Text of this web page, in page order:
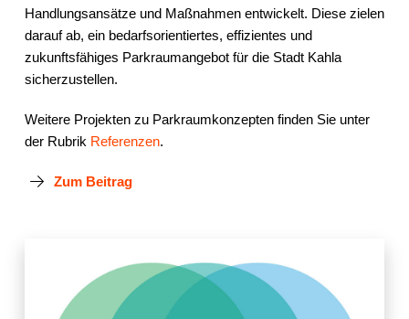
Handlungsansätze und Maßnahmen entwickelt. Diese zielen
darauf ab, ein bedarfsorientiertes, effizientes und
zukunftsfähiges Parkraumangebot für die Stadt Kahla
sicherzustellen.
Weitere Projekten zu Parkraumkonzepten finden Sie unter
der Rubrik Referenzen.
Zum Beitrag